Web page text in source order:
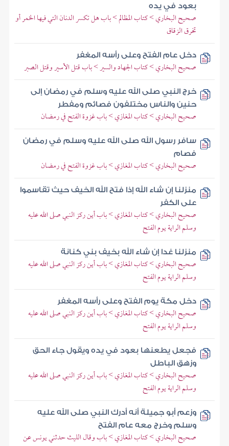
بعود في يده
صحيح البخاري > كتاب المظالم > باب هل تكسر الدنان التي فيها الخمر أو
تخرق الزقاق
دخل عام الفتح وعلى رأسه المغفر
صحيح البخاري > كتاب الجهاد والسير > باب قتل الأسير وقتل الصبر
خرج النبي صلى الله عليه وسلم في رمضان إلى
حنين والناس مختلفون فصائم ومفطر
صحيح البخاري > كتاب المغازي > باب غزوة الفتح في رمضان
سافر رسول الله صلى الله عليه وسلم في رمضان
فصام
صحيح البخاري > كتاب المغازي > باب غزوة الفتح في رمضان
منزلنا إن شاء الله إذا فتح الله الخيف حيث تقاسموا
على الكفر
صحيح البخاري > كتاب المغازي > باب أين ركز النبي صلى الله عليه
وسلم الراية يوم الفتح
منزلنا غدا إن شاء الله بخيف بني كنانة
صحيح البخاري > كتاب المغازي > باب أين ركز النبي صلى الله عليه
وسلم الراية يوم الفتح
دخل مكة يوم الفتح وعلى رأسه المغفر
صحيح البخاري > كتاب المغازي > باب أين ركز النبي صلى الله عليه
وسلم الراية يوم الفتح
فجعل يطعنها بعود في يده ويقول جاء الحق
وزهق الباطل
صحيح البخاري > كتاب المغازي > باب أين ركز النبي صلى الله عليه
وسلم الراية يوم الفتح
وزعم أبو جميلة أنه أدرك النبي صلى الله عليه
وسلم وخرج معه عام الفتح
صحيح البخاري > كتاب المغازي > باب وقال الليث حدثني يونس عن